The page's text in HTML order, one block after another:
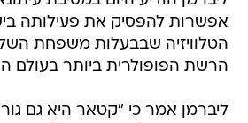
אפשרות להפסיק את פעילותה
הטלוויזיה שבבעלות משפחת
הרשת הפופולרית ביותר בעולם
ליברמן אמר כי "קטאר היא גם